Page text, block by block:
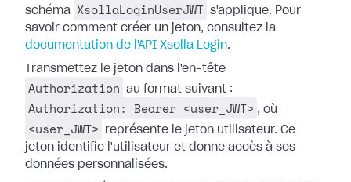
schéma
XsollaLoginUserJWT s'applique. Pour
savoir comment créer un jeton, consultez la
documentation de l'API Xsolla Login.
Transmettez le jeton dans l'en-tête
Authorization au format suivant :
Authorization: Bearer <user_JWT> , où
<user_JWT>
représente le jeton utilisateur. Ce
jeton identifie l'utilisateur et donne accès à ses
données personnalisées.